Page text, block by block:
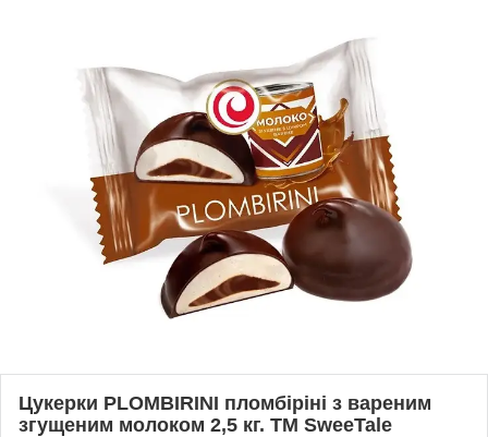
Цукерки PLOMBIRINI пломбіріні з вареним
згущеним молоком 2,5 кг. ТМ SweeTale